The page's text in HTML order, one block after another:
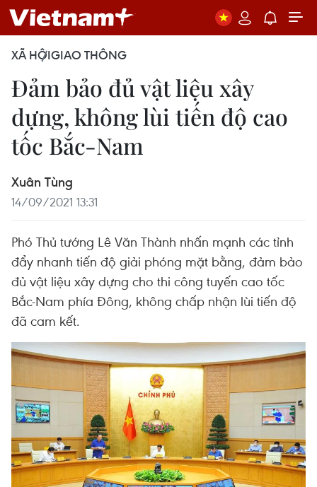
XÃ HỘIGIAO THÔNG
Đảm bảo đủ vật liệu xây
dựng, không lùi tiến độ cao
tốc Bắc-Nam
Xuân Tùng
14/09/2021 13:31
Phó Thủ tướng Lê Văn Thành nhấn mạnh các tỉnh
đẩy nhanh tiến độ giải phóng mặt bằng, đảm bảo
đủ vật liệu xây dựng cho thi công tuyến cao tốc
Bắc-Nam phía Đông, không chấp nhận lùi tiến độ
đã cam kết.